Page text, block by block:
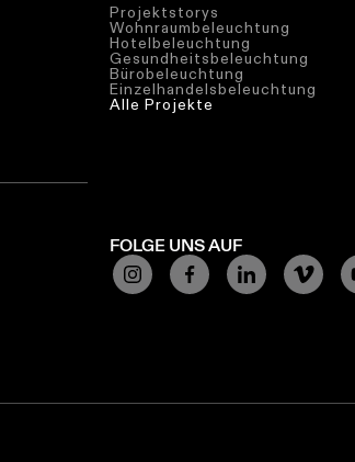
Projektstorys
Wohnraumbeleuchtung
Hotelbeleuchtung
Gesundheitsbeleuchtung
Bürobeleuchtung
Einzelhandelsbeleuchtung
Alle Projekte
FOLGE UNS AUF